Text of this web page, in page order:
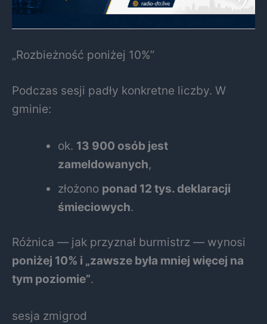
„Rozbieżność poniżej 10%”
Podczas sesji padły konkretne liczby. W
gminie:
ok. 13 900 osób jest
zameldowanych,
złożono ponad 12 tys. deklaracji
śmieciowych.
Różnica — jak przyznał burmistrz — wynosi
poniżej 10% i „zawsze była mniej więcej na
tym poziomie”.
sesja zmigrod